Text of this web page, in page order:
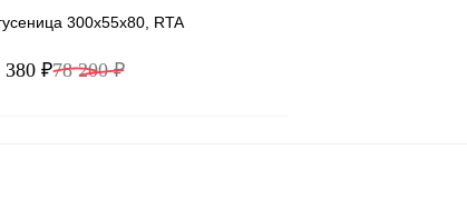
300x55x80, RTA
380 ₽78 200 ₽